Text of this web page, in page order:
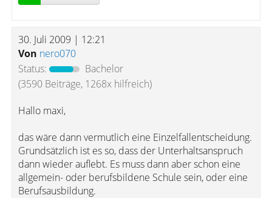
30. Juli 2009 | 12:21
Von nero070
Status:
Bachelor
(3590 Beiträge, 1268x hilfreich)
Hallo maxi,
das wäre dann vermutlich eine Einzelfallentscheidung.
Grundsätzlich ist es so, dass der Unterhaltsanspruch
dann wieder auflebt. Es muss dann aber schon eine
allgemein- oder berufsbildene Schule sein, oder eine
Berufsausbildung.